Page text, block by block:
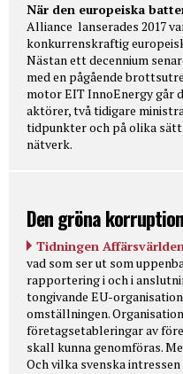
När den europeiska
Alliance lanserades 2017
konkurrenskraftig
Nästan ett decennium
med en pågående
motor EIT InnoEnergy går
aktörer, två tidigare
tidpunkter och på olika
nätverk.
Den gröna
Tidningen
vad som ser ut som
rapportering i och i
tongivande EU-
omställningen.
företagsetableringar av
skall kunna genomföras.
Och vilka svenska